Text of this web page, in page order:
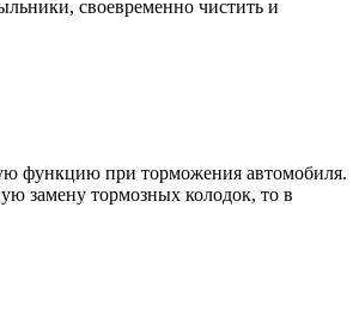
своевременно чистить и
функцию при торможения автомобиля.
замену тормозных колодок, то в